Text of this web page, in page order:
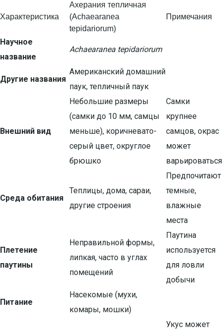
Характеристика
Ахерания тепличная
(Achaearanea
tepidariorum)
Примечания
Научное
название
Achaearanea tepidariorum
Другие названия
Американский домашний
паук, тепличный паук
Внешний вид
Небольшие размеры
(самки до 10 мм, самцы
меньше), коричневато-
серый цвет, округлое
брюшко
Самки
крупнее
самцов, окрас
может
варьироваться
Среда обитания
Теплицы, дома, сараи,
другие строения
Предпочитают
темные,
влажные
места
Плетение
паутины
Неправильной формы,
липкая, часто в углах
помещений
Паутина
используется
для ловли
добычи
Питание
Насекомые (мухи,
комары, мошки)
Укус может